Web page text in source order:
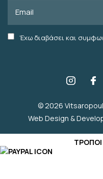
AcceptΈχω διαβάσει και
© 2026
Web Design &